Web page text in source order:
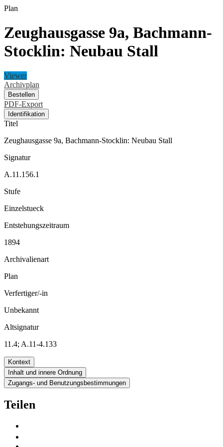
Plan
Zeughausgasse 9a, Bachmann-
Stocklin: Neubau Stall
Viewer
Archivplan
Bestellen
PDF-Export
Identifikation
Titel
Zeughausgasse 9a, Bachmann-Stocklin: Neubau Stall
Signatur
A.11.156.1
Stufe
Einzelstueck
Entstehungszeitraum
1894
Archivalienart
Plan
Verfertiger/-in
Unbekannt
Altsignatur
11.4; A.11-4.133
Kontext
Inhalt und innere Ordnung
Zugangs- und Benutzungsbestimmungen
Teilen